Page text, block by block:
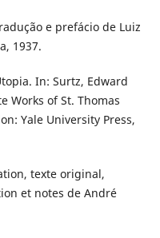
e prefácio de Luiz
1937.
In: Surtz, Edward
Works of St. Thomas
Yale University Press,
texte original,
et notes de André